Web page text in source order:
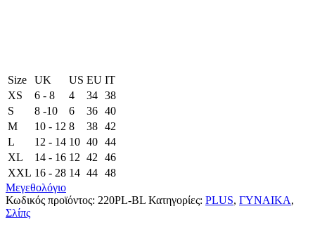
Size UK US EU ΙΤ
XS
6 - 8 4 34 38
S
8 -10 6 36 40
M
10 - 12 8 38 42
L
12 - 14 10 40 44
XL
14 - 16 12 42
46
XXL 16 - 28 14 44 48
Μεγεθολόγιο
Κωδικός προϊόντος: 220PL-BL Κατηγορίες: PLUS, ΓΥΝΑΙΚΑ,
Σλίπς